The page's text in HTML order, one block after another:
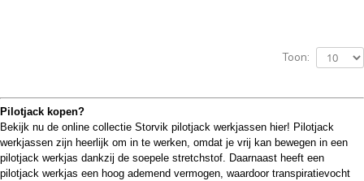
Toon:
Pilotjack kopen?
Bekijk nu de online collectie Storvik pilotjack werkjassen hier! Pilotjack
werkjassen zijn heerlijk om in te werken, omdat je vrij kan bewegen in een
pilotjack werkjas dankzij de soepele stretchstof. Daarnaast heeft een
pilotjack werkjas een hoog ademend vermogen, waardoor transpiratievocht